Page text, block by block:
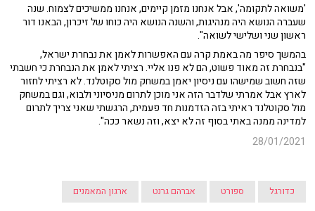
'משואה לתקומה', אבל אנחנו מזמן קיימים, אנחנו ממשיכים לצמוח. שנה
שעברה הנושא היה מנהיגות, והשנה הנושא היה כוחו של זיכרון, הבאנו דור
ראשון שני ושלישי לשואה".
בהמשך סיפר מה באמת קרה עם האפשרות לאמן את נבחרת ישראל,
"בנבחרת זה מאוד פשוט, הם לא פנו אליי. רציתי לאמן את הנבחרת כי חשבתי
שזה חשוב שמישהו עם ניסיון יאמן במשחק מול סקוטלנד. לא רציתי לחזור
לארץ אבל אמרתי שלדבר הזה אני מוכן לתרום מניסיוני ולבוא, וגם במשחק
מול סקוטלנד ראיתי בזה הזדמנות חד פעמית, הרגשתי שאני צריך לתרום
למדינה ממנה באתי בסוף זה לא יצא, וזה נשאר ככה".
28/01/2021
כדורגל ספורט אברהם גרנט ארגון המאמנים